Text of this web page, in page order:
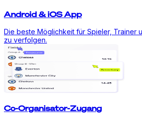
Android & iOS App
Die beste Möglichkeit für Spieler, Trainer
zu verfolgen.
Co-Organisator-Zugang